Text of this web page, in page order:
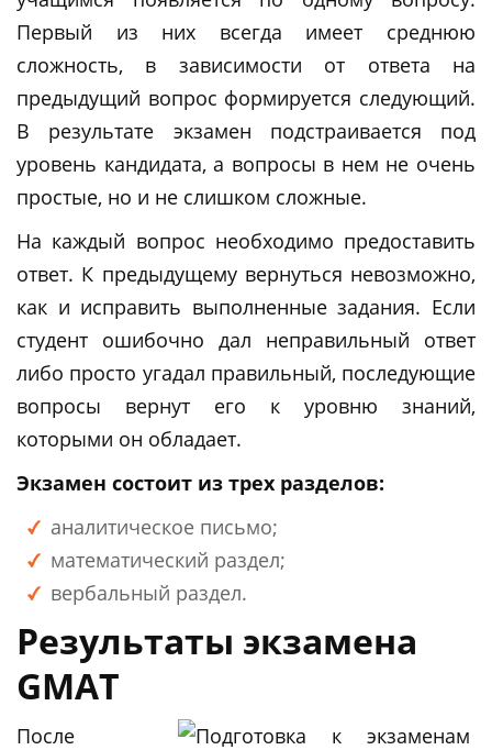
Первый из них всегда имеет среднюю
сложность, в зависимости от ответа на
предыдущий вопрос формируется следующий.
В результате экзамен подстраивается под
уровень кандидата, а вопросы в нем не очень
простые, но и не слишком сложные.
На каждый вопрос необходимо предоставить
ответ. К предыдущему вернуться невозможно,
как и исправить выполненные задания. Если
студент ошибочно дал неправильный ответ
либо просто угадал правильный, последующие
вопросы вернут его к уровню знаний,
которыми он обладает.
Экзамен состоит из трех разделов:
аналитическое письмо;
математический раздел;
вербальный раздел.
Результаты экзамена
GMAT
После